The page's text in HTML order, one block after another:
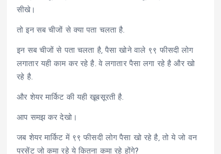
सीखे।
तो इन सब चीजों से क्या पता चलता है.
इन सब चीजों से पता चलता है, पैसा खोने वाले ९९ फीसदी लोग
लगातार यही काम कर रहे है. वे लगातार पैसा लगा रहे है और खो
रहे है.
और शेयर मार्किट की यही खूबसूरती है.
आप समझ कर देखो।
जब शेयर मार्किट में ९९ फीसदी लोग पैसा खो रहे है, तो ये जो वन
परसेंट जो कमा रहे ये कितना कमा रहे होंगे?